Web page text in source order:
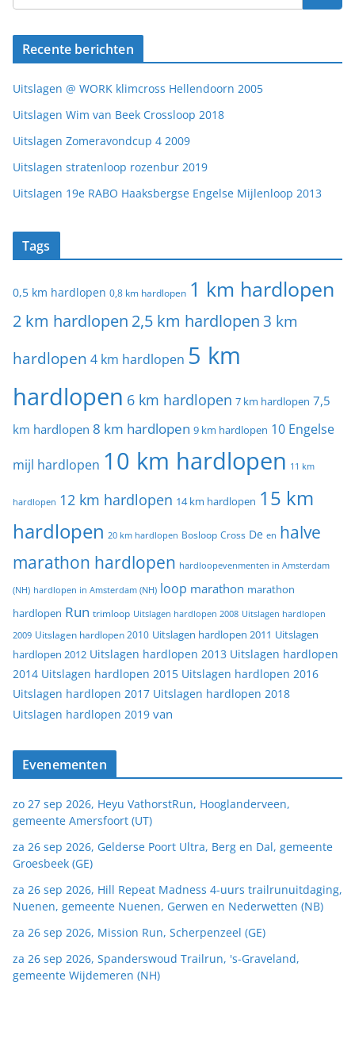
Recente berichten
Uitslagen @ WORK klimcross Hellendoorn 2005
Uitslagen Wim van Beek Crossloop 2018
Uitslagen Zomeravondcup 4 2009
Uitslagen stratenloop rozenbur 2019
Uitslagen 19e RABO Haaksbergse Engelse Mijlenloop 2013
Tags
0,5 km hardlopen 0,8 km hardlopen 1 km hardlopen
2 km hardlopen 2,5 km hardlopen 3 km
hardlopen 4 km hardlopen 5 km
hardlopen 6 km hardlopen 7 km hardlopen 7,5
km hardlopen 8 km hardlopen 9 km hardlopen 10 Engelse
mijl hardlopen 10 km hardlopen 11 km
hardlopen 12 km hardlopen 14 km hardlopen 15 km
hardlopen 20 km hardlopen Bosloop Cross De en halve
marathon hardlopen hardloopevenmenten in Amsterdam
(NH) hardlopen in Amsterdam (NH) loop marathon marathon
hardlopen Run trimloop Uitslagen hardlopen 2008 Uitslagen hardlopen
2009 Uitslagen hardlopen 2010 Uitslagen hardlopen 2011 Uitslagen
hardlopen 2012 Uitslagen hardlopen 2013 Uitslagen hardlopen
2014 Uitslagen hardlopen 2015 Uitslagen hardlopen 2016
Uitslagen hardlopen 2017 Uitslagen hardlopen 2018
Uitslagen hardlopen 2019 van
Evenementen
zo 27 sep 2026, Heyu VathorstRun, Hooglanderveen,
gemeente Amersfoort (UT)
za 26 sep 2026, Gelderse Poort Ultra, Berg en Dal, gemeente
Groesbeek (GE)
za 26 sep 2026, Hill Repeat Madness 4-uurs trailrunuitdaging,
Nuenen, gemeente Nuenen, Gerwen en Nederwetten (NB)
za 26 sep 2026, Mission Run, Scherpenzeel (GE)
za 26 sep 2026, Spanderswoud Trailrun, 's-Graveland,
gemeente Wijdemeren (NH)